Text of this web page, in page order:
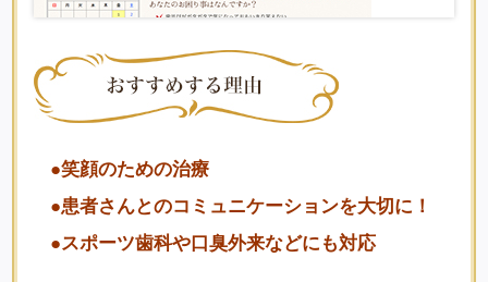
●笑顔のための治療
●患者さんとのコミュニケーションを大切に！
●スポーツ歯科や口臭外来などにも対応